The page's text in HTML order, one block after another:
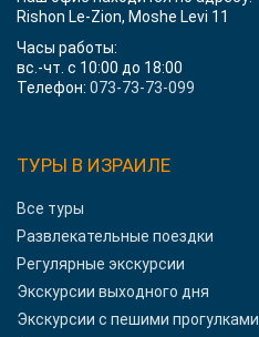
Rishon Le-Zion, Moshe Levi 11
Часы работы:
вс.-чт. с 10:00 до 18:00
Телефон: 073-73-73-099
ТУРЫ В ИЗРАИЛЕ
Все туры
Развлекательные поездки
Регулярные экскурсии
Экскурсии выходного дня
Экскурсии с пешими прогулками